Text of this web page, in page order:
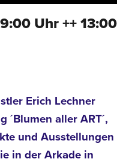
Uhr ++ 13:00
Erich Lechner
´Blumen aller ART´,
und Ausstellungen
in der Arkade in